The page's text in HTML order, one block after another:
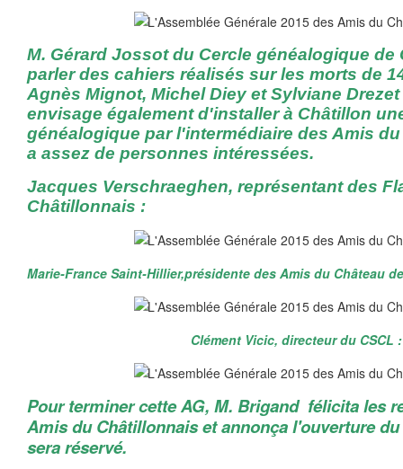
M. Gérard Jossot du Cercle généalogique de
parler des cahiers réalisés sur les morts de
Agnès Mignot, Michel Diey et Sylviane
envisage également d'installer à Châtillon
généalogique par l'intermédiaire des Amis
a assez de personnes intéressées.
Jacques Verschraeghen, représentant des
Châtillonnais :
Marie-France Saint-Hillier,présidente des Amis du Château
Clément Vicic, directeur du CSCL :
Pour terminer cette AG, M. Brigand félicita les
Amis du Châtillonnais et annonça l'ouverture
sera réservé.